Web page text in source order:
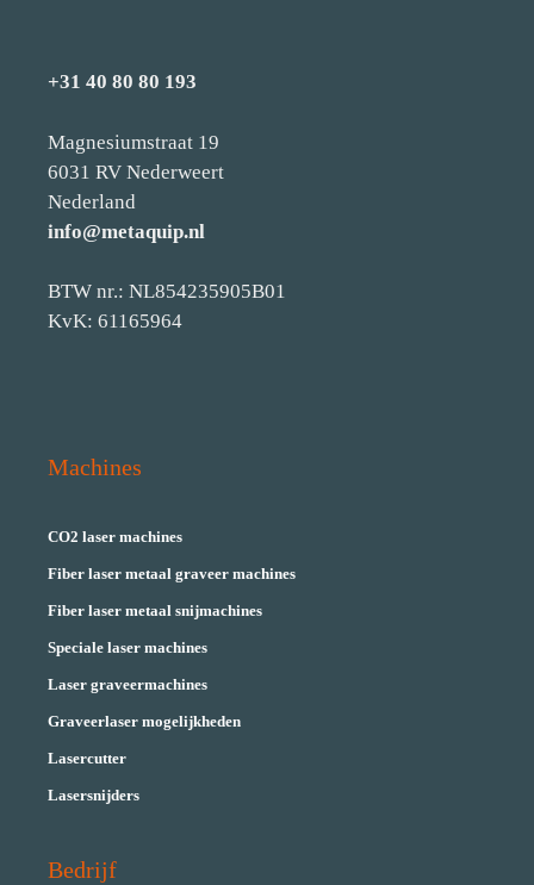
+31 40 80 80 193
Magnesiumstraat 19
6031 RV Nederweert
Nederland
info@metaquip.nl
BTW nr.: NL854235905B01
KvK: 61165964
Machines
CO2 laser machines
Fiber laser metaal graveer machines
Fiber laser metaal snijmachines
Speciale laser machines
Laser graveermachines
Graveerlaser mogelijkheden
Lasercutter
Lasersnijders
Bedrijf